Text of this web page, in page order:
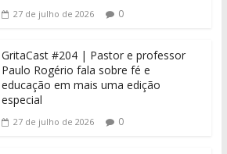
27 de julho de 2026 0
GritaCast #204 | Pastor e professor
Paulo Rogério fala sobre fé e
educação em mais uma edição
especial
27 de julho de 2026 0